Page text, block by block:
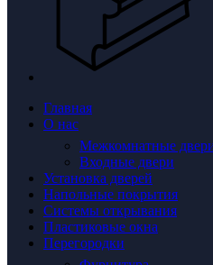
Главная
О нас
Межкомнатные
Входные двери
Установка дверей
Напольные покрытия
Системы открывания
Пластиковые окна
Перегородки